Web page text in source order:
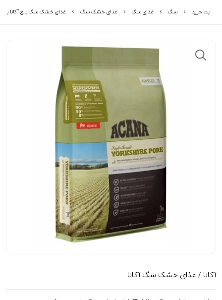
پت خرید سگ غذای سگ غذای خشک سگ غذای خشک سگ بالغ آکانا
آکانا / غذای خشک سگ آکانا